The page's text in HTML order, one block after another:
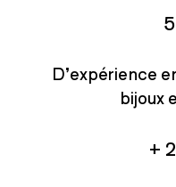
D’expérience
bijoux
+